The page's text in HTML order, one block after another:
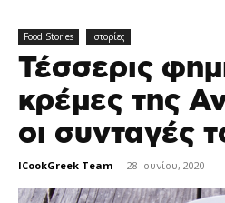
Food Stories Ιστορίες
Τέσσερις
κρέμες της
οι συνταγές
ICookGreek Team - 28 Ιουνίου, 2020